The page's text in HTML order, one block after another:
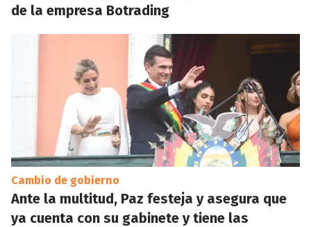
de la empresa Botrading
Cambio de gobierno
Ante la multitud, Paz festeja y asegura que
ya cuenta con su gabinete y tiene las